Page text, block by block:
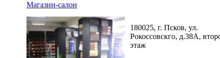
Магазин-салон
180025, г. Псков, ул.
Рокоссовскго, д.38А,
этаж